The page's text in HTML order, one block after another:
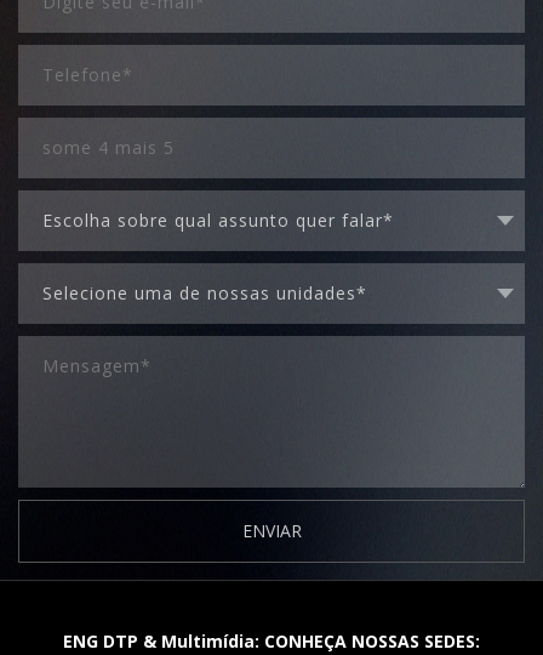
ENVIAR
ENG DTP & Multimídia: CONHEÇA NOSSAS SEDES: